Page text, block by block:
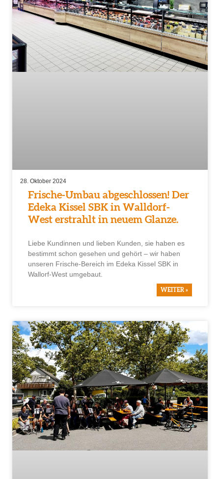
Frische-Umbau abgeschlossen! Der
Edeka Kissel SBK in Walldorf-
West erstrahlt in neuem Glanze.
Liebe Kundinnen und lieben Kunden, sie haben es
bestimmt schon gesehen und gehört – wir haben
unseren Frische-Bereich im Edeka Kissel SBK in
Wallorf-West umgebaut.
WEITER »
28. Oktober 2024